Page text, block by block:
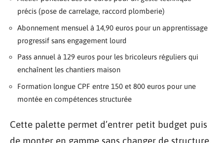
précis (pose de carrelage, raccord plomberie)
Abonnement mensuel à 14,90 euros pour un apprentissage
progressif sans engagement lourd
Pass annuel à 129 euros pour les bricoleurs réguliers qui
enchaînent les chantiers maison
Formation longue CPF entre 150 et 800 euros pour une
montée en compétences structurée
Cette palette permet d’entrer petit budget puis
de monter en gamme sans changer de structure.